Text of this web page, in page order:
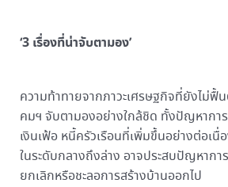
‘3 เรื่องที่น่าจับตามอง’
ความท้าทายจากภาวะเศรษฐกิจที่ยังไม่ฟื้
คมฯ จับตามองอย่างใกล้ชิด ทั้งปัญหากา
เงินเฟ้อ หนี้ครัวเรือนที่เพิ่มขึ้นอย่างต่อเนื่
ในระดับกลางถึงล่าง อาจประสบปัญหากา
ยกเลิกหรือชะลอการสร้างบ้านออกไป